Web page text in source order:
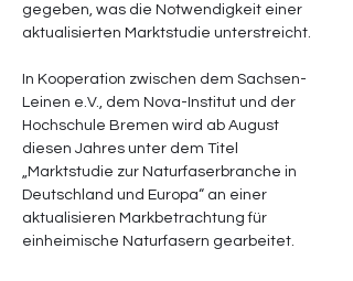
gegeben, was die Notwendigkeit einer
aktualisierten Marktstudie unterstreicht.
In Kooperation zwischen dem Sachsen-
Leinen e.V., dem Nova-Institut und der
Hochschule Bremen wird ab August
diesen Jahres unter dem Titel
„Marktstudie zur Naturfaserbranche in
Deutschland und Europa“ an einer
aktualisieren Markbetrachtung für
einheimische Naturfasern gearbeitet.